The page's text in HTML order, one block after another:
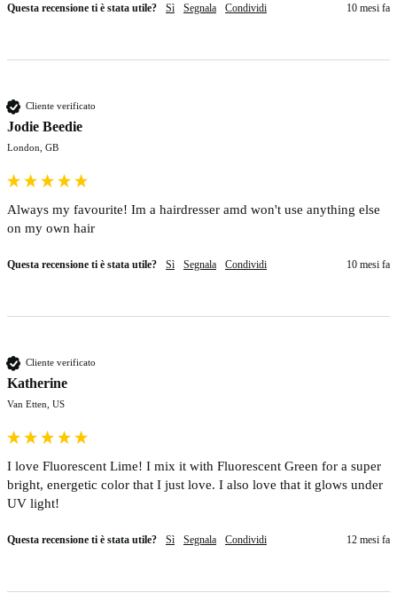
Questa recensione ti è stata utile? Sì Segnala Condividi 10 mesi fa
Cliente verificato
Jodie Beedie
London, GB
Always my favourite! Im a hairdresser amd won't use anything else
on my own hair
Questa recensione ti è stata utile? Sì Segnala Condividi 10 mesi fa
Cliente verificato
Katherine
Van Etten, US
I love Fluorescent Lime! I mix it with Fluorescent Green for a super
bright, energetic color that I just love. I also love that it glows under
UV light!
Questa recensione ti è stata utile? Sì Segnala Condividi 12 mesi fa